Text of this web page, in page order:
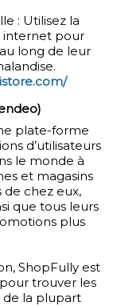
: Utilisez la
internet pour
long de leur
plate-forme
d’utilisateurs
le monde à
et magasins
de chez eux,
que tous leurs
plus
ShopFully est
trouver les
de la plupart